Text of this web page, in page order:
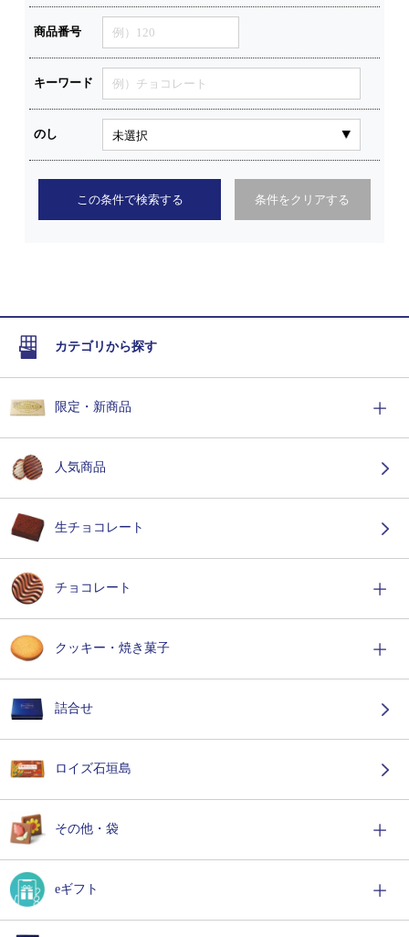
商品番号
キーワード
のし
この条件で検索する 条件をクリアする
カテゴリから探す
限定・新商品
人気商品
生チョコレート
チョコレート
クッキー・焼き菓子
詰合せ
ロイズ石垣島
その他・袋
eギフト